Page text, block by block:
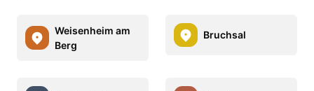
Weisenheim am
Berg
Bruchsal